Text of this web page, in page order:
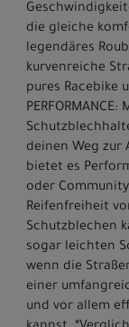
die gleiche
legendäres
kurvenreiche
pures Racebike
deinen Weg
bietet es
oder
Reifenfreiheit
Schutzblechen
sogar leichten
wenn die
einer
und vor allem